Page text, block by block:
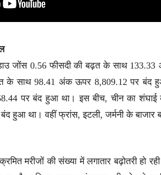
डाउ जोंस 0.56 फीसदी की बढ़त के साथ
के साथ 98.41 अंक ऊपर 8,809.12 पर बंद
पर बंद हुआ था। इस बीच, चीन का शंघाई
हुआ था। वहीं फ्रांस, इटली, जर्मनी के बाजार
मरीजों की संख्या में लगातार बढ़ोतरी हो